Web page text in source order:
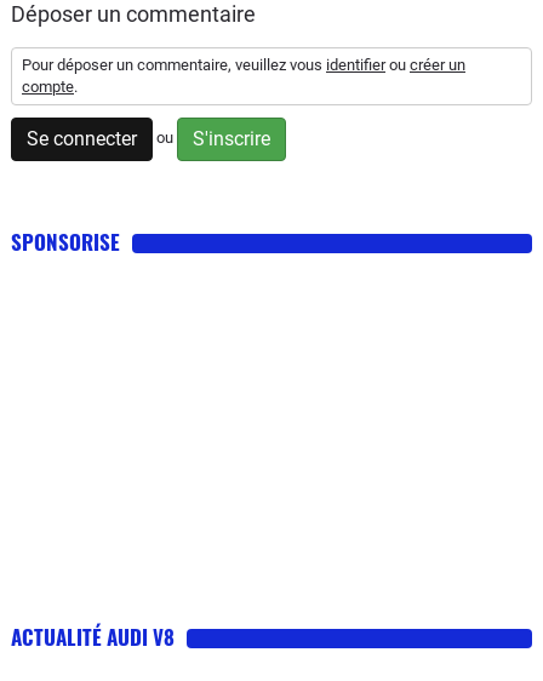
Déposer un commentaire
Pour déposer un commentaire, veuillez vous identifierou créer un
compte.
Se connecter ou S'inscrire
SPONSORISE
ACTUALITÉ AUDI V8